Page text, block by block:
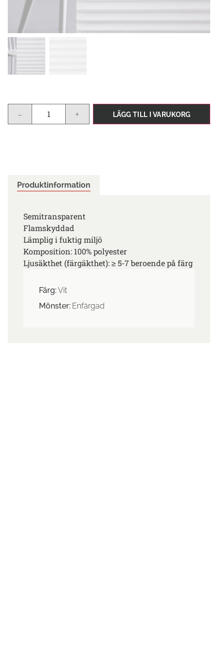
- + LÄGG TILL I VARUKORG
Produktinformation
Semitransparent
Flamskyddad
Lämplig i fuktig miljö
Komposition: 100% polyester
Ljusäkthet (färgäkthet): ≥ 5-7 beroende på färg
Färg:Vit
Mönster: Enfärgad